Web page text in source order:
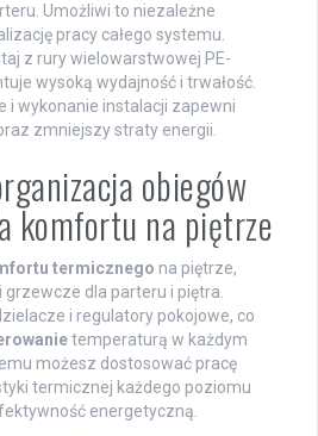
Umożliwi to niezależne
pracy całego systemu.
z rury wielowarstwowej PE-
wysoką wydajność i trwałość.
i wykonanie instalacji zapewni
zmniejszy straty energii.
obiegów
komfortu na piętrze
termicznego na piętrze,
dla parteru i piętra.
i regulatory pokojowe, co
temperaturą w każdym
możesz dostosować pracę
termicznej każdego poziomu
energetyczną.